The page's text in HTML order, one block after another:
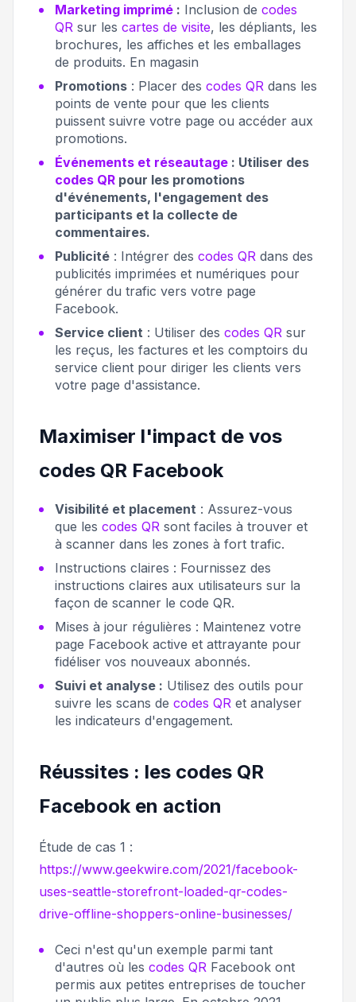
Marketing imprimé : Inclusion de codes
QR sur les cartes de visite, les dépliants, les
brochures, les affiches et les emballages
de produits. En magasin
Promotions : Placer des codes QR dans les
points de vente pour que les clients
puissent suivre votre page ou accéder aux
promotions.
Événements et réseautage : Utiliser des
codes QR pour les promotions
d'événements, l'engagement des
participants et la collecte de
commentaires.
Publicité : Intégrer des codes QR dans des
publicités imprimées et numériques pour
générer du trafic vers votre page
Facebook.
Service client : Utiliser des codes QR sur
les reçus, les factures et les comptoirs du
service client pour diriger les clients vers
votre page d'assistance.
Maximiser l'impact de vos
codes QR Facebook
Visibilité et placement : Assurez-vous
que les codes QR sont faciles à trouver et
à scanner dans les zones à fort trafic.
Instructions claires : Fournissez des
instructions claires aux utilisateurs sur la
façon de scanner le code QR.
Mises à jour régulières : Maintenez votre
page Facebook active et attrayante pour
fidéliser vos nouveaux abonnés.
Suivi et analyse : Utilisez des outils pour
suivre les scans de codes QR et analyser
les indicateurs d'engagement.
Réussites : les codes QR
Facebook en action
Étude de cas 1 :
https://www.geekwire.com/2021/facebook-
uses-seattle-storefront-loaded-qr-codes-
drive-offline-shoppers-online-businesses/
Ceci n'est qu'un exemple parmi tant
d'autres où les codes QR Facebook ont ​​
permis aux petites entreprises de toucher